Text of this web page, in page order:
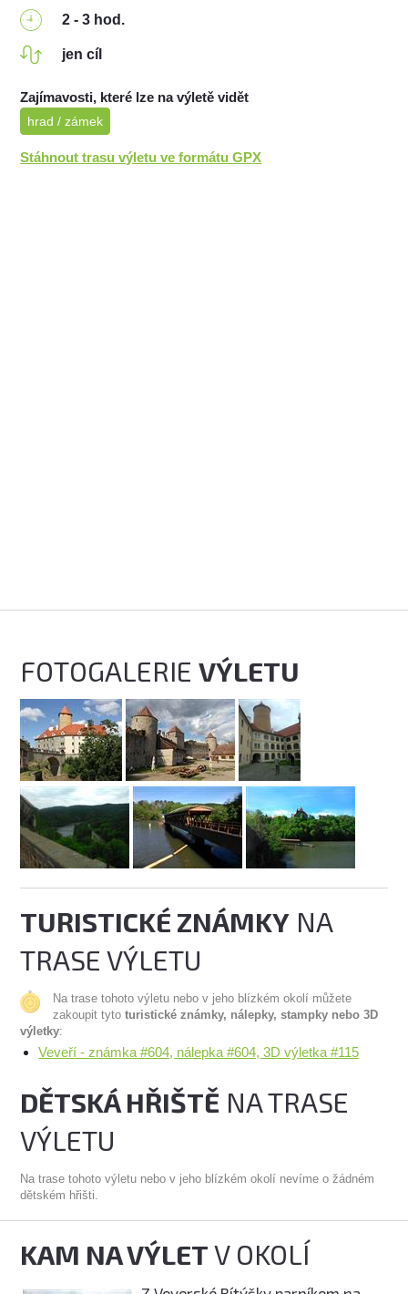
2 - 3 hod.
jen cíl
Zajímavosti, které lze na výletě vidět
hrad / zámek
Stáhnout trasu výletu ve formátu GPX
FOTOGALERIEVÝLETU
TURISTICKÉ ZNÁMKY NA
TRASE VÝLETU
Na trase tohoto výletu nebo v jeho blízkém okolí můžete
zakoupit tytoturistické známky, nálepky, stampky nebo 3D
výletky:
Veveří - známka #604, nálepka #604, 3D výletka #115
DĚTSKÁ HŘIŠTĚ NA TRASE
VÝLETU
Na trase tohoto výletu nebo v jeho blízkém okolí nevíme o žádném
dětském hřišti.
KAM NA VÝLETV OKOLÍ